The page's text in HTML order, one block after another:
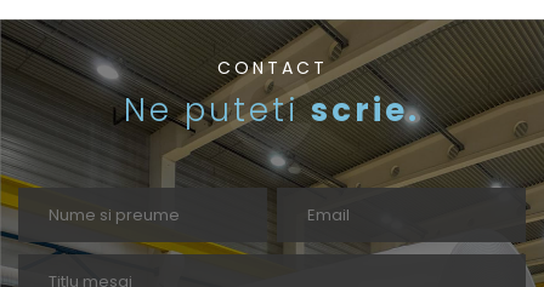
CONTACT
Ne putetiscrie.